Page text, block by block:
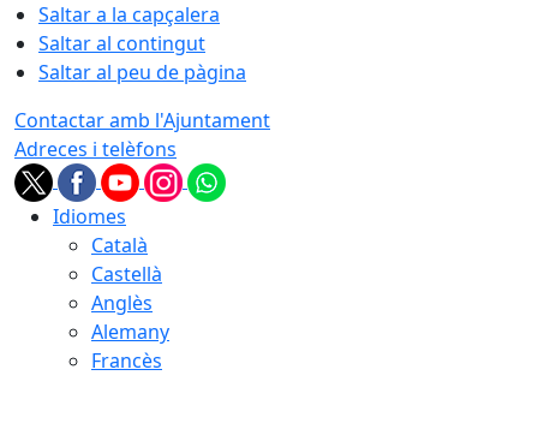
Saltar a la capçalera
Saltar al contingut
Saltar al peu de pàgina
Contactar amb l'Ajuntament
Adreces i telèfons
Idiomes
Català
Castellà
Anglès
Alemany
Francès